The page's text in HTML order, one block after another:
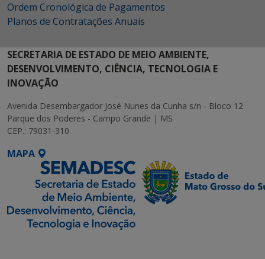
Ordem Cronológica de Pagamentos
Planos de Contratações Anuais
SECRETARIA DE ESTADO DE MEIO AMBIENTE,
DESENVOLVIMENTO, CIÊNCIA, TECNOLOGIA E
INOVAÇÃO
Avenida Desembargador José Nunes da Cunha s/n - Bloco 12
Parque dos Poderes - Campo Grande | MS
CEP.: 79031-310
MAPA